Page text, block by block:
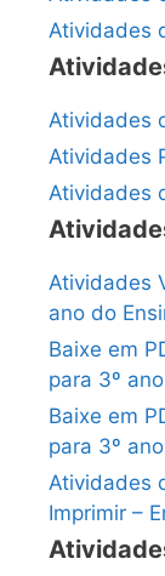
Atividades
Atividades
Atividades
Atividades
Atividades
ano do
Baixe em
para 3º ano
Baixe em
para 3º
Atividades
Imprimir –